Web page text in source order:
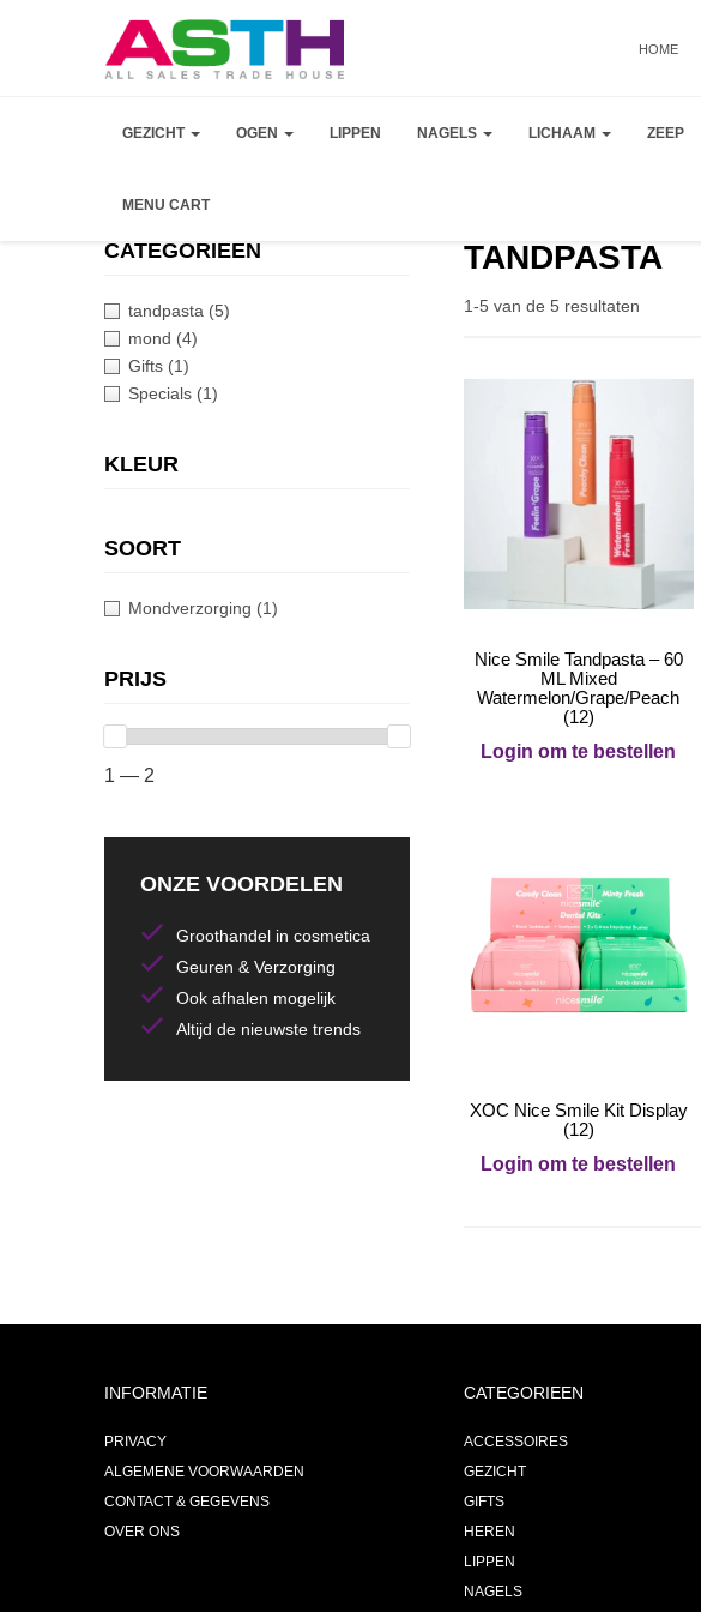
HOME
GEZICHT OGEN LIPPEN NAGELS LICHAAM ZEEP
MENU CART
CATEGORIEEN
tandpasta (5)
mond (4)
Gifts (1)
Specials (1)
KLEUR
SOORT
Mondverzorging (1)
PRIJS
1 — 2
ONZE VOORDELEN
Groothandel in cosmetica
Geuren & Verzorging
Ook afhalen mogelijk
Altijd de nieuwste trends
TANDPASTA
1-5 van de 5 resultaten
Nice Smile Tandpasta – 60
ML Mixed
Watermelon/Grape/Peach
(12)
Login om te bestellen
XOC Nice Smile Kit Display
(12)
Login om te bestellen
INFORMATIE
PRIVACY
ALGEMENE VOORWAARDEN
CONTACT & GEGEVENS
OVER ONS
CATEGORIEEN
ACCESSOIRES
GEZICHT
GIFTS
HEREN
LIPPEN
NAGELS